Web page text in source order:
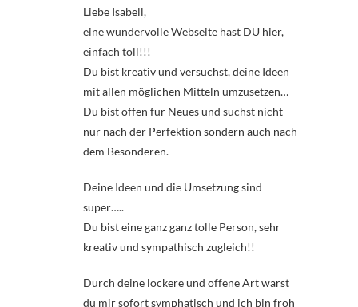
Liebe Isabell,
eine wundervolle Webseite hast DU hier,
einfach toll!!!
Du bist kreativ und versuchst, deine Ideen
mit allen möglichen Mitteln umzusetzen…
Du bist offen für Neues und suchst nicht
nur nach der Perfektion sondern auch nach
dem Besonderen.
Deine Ideen und die Umsetzung sind
super…..
Du bist eine ganz ganz tolle Person, sehr
kreativ und sympathisch zugleich!!
Durch deine lockere und offene Art warst
du mir sofort symphatisch und ich bin froh